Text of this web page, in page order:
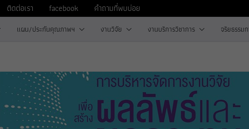
ติดต่อเรา facebook คำถามที่พบบ่อย
แผน/ประกันคุณภาพฯ งานวิจัย งานบริการวิชาการ จริยธรรม